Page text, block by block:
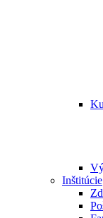
Inštitúcie